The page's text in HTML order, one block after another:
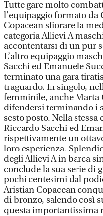
Tutte gare molto
l’equipaggio formato da
Copacean sfiorare la
categoria Allievi A
accontentarsi di un pur
L’altro equipaggio
Sacchi ed Emanuele
terminato una gara
traguardo. In singolo,
femminile, anche Marta
difendersi terminando i
sesto posto. Nella stessa
Riccardo Sacchi ed
rispettivamente un
loro esperienza.
degli Allievi A in barca
conclude la sua serie di
pochi centesimi dal
Aristian Copacean
di bronzo, salendo così
questa importantissima